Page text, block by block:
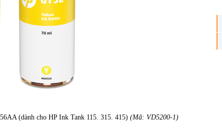
(dành cho HP Ink Tank 115. 315. 415) (Mã: VD5200-1)